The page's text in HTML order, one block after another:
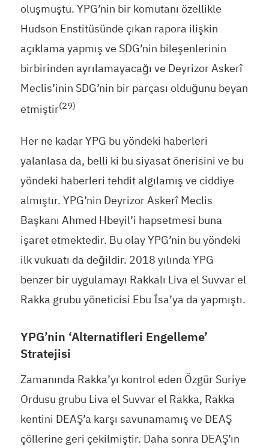
oluşmuştu. YPG’nin bir komutanı özellikle
Hudson Enstitüsünde çıkan rapora ilişkin
açıklama yapmış ve SDG’nin bileşenlerinin
birbirinden ayrılamayacağı ve Deyrizor Askerî
Meclis’inin SDG’nin bir parçası olduğunu beyan
etmiştir(29)
Her ne kadar YPG bu yöndeki haberleri
yalanlasa da, belli ki bu siyasat önerisini ve bu
yöndeki haberleri tehdit algılamış ve ciddiye
almıştır. YPG’nin Deyrizor Askerî Meclis
Başkanı Ahmed Hbeyil’i hapsetmesi buna
işaret etmektedir. Bu olay YPG’nin bu yöndeki
ilk vukuatı da değildir. 2018 yılında YPG
benzer bir uygulamayı Rakkalı Liva el Suvvar el
Rakka grubu yöneticisi Ebu İsa’ya da yapmıştı.
YPG’nin ‘Alternatifleri Engelleme’
Stratejisi
Zamanında Rakka’yı kontrol eden Özgür Suriye
Ordusu grubu Liva el Suvvar el Rakka, Rakka
kentini DEAŞ’a karşı savunamamış ve DEAŞ
çöllerine geri çekilmiştir. Daha sonra DEAŞ’ın